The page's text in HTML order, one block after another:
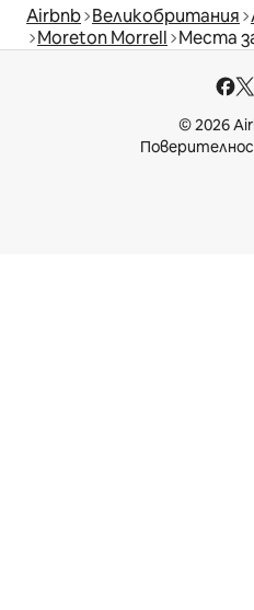
Airbnb Великобритания
Moreton Morrell Места
© 2026